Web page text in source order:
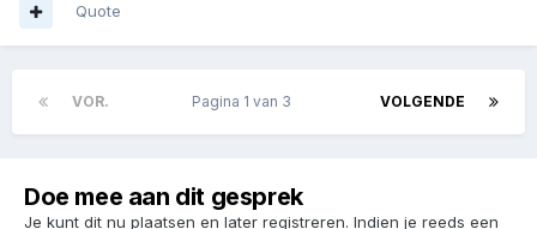
Quote
VOR. VOLGENDE
Pagina 1 van 3
Doe mee aan dit gesprek
Je kunt dit nu plaatsen en later registreren. Indien je reeds een